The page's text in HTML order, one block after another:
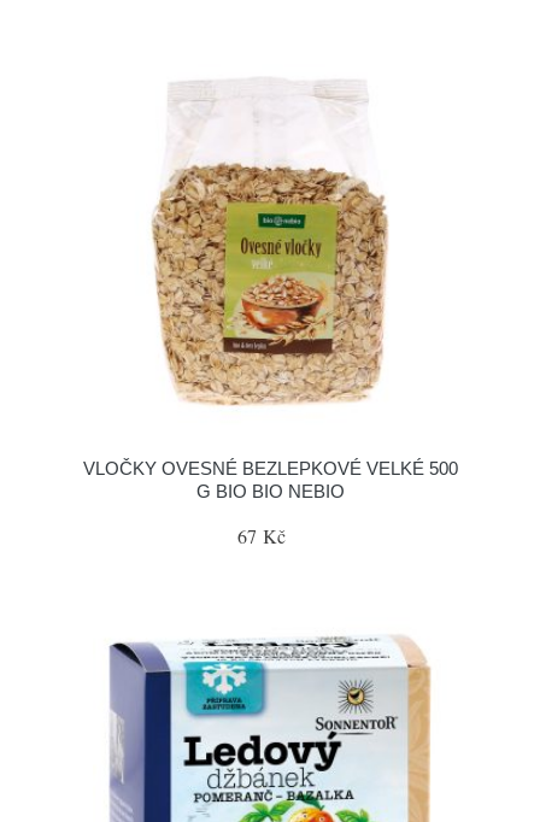
VLOČKY OVESNÉ BEZLEPKOVÉ VELKÉ 500
G BIO BIO NEBIO
67 Kč